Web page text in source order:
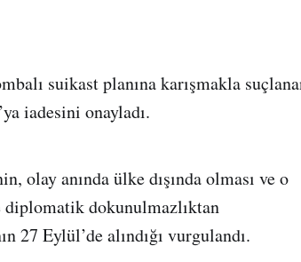
suikast planına karışmakla
iadesini onayladı.
olay anında ülke dışında olması ve o
diplomatik dokunulmazlıktan
27 Eylül’de alındığı vurgulandı.